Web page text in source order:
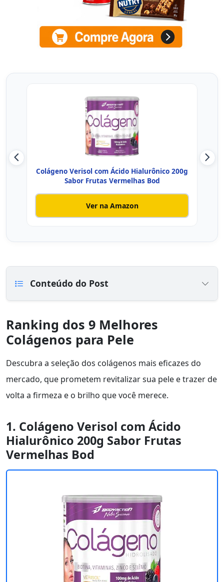
Colágeno Verisol com Ácido Hialurônico 200g
Sabor Frutas Vermelhas Bod
Ver na Amazon
Conteúdo do Post
Ranking dos 9 Melhores
Colágenos para Pele
Descubra a seleção dos colágenos mais eficazes do
mercado, que prometem revitalizar sua pele e trazer de
volta a firmeza e o brilho que você merece.
1. Colágeno Verisol com Ácido
Hialurônico 200g Sabor Frutas
Vermelhas Bod